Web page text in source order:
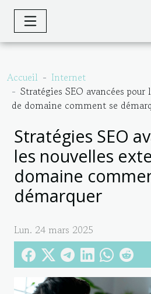
Accueil
Internet
Stratégies SEO avancées
de domaine comment se
Stratégies SEO
les nouvelles
domaine
démarquer
Lun. 24 mars 2025